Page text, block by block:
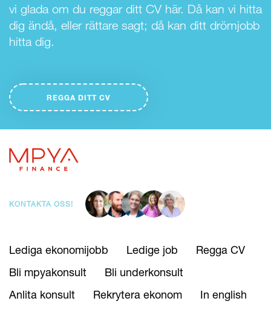
vi glada om du reggar ditt CV här. Då kan vi hitta
dig ändå, eller rättare sagt; då kan ditt drömjobb
hitta dig.
REGGA DITT CV
Lediga ekonomijobb Ledige job
Regga CV
Bli mpyakonsult
Bli underkonsult
Anlita konsult
Rekrytera ekonom In english
KONTAKTA OSS!